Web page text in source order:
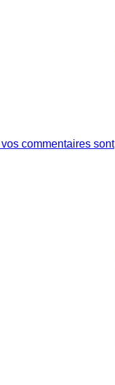
commentaires sont